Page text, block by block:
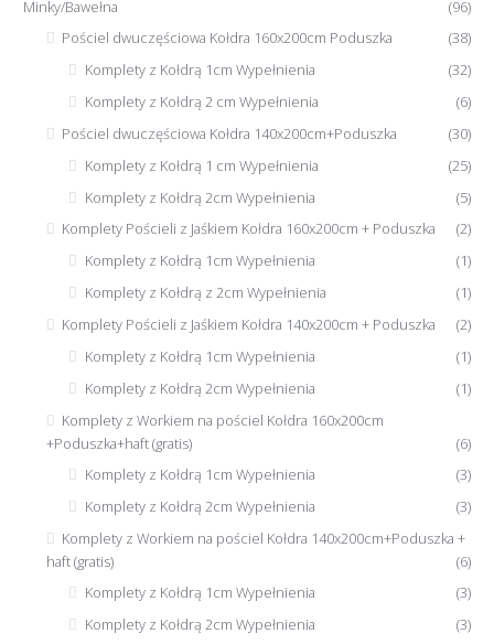
Minky/Bawełna
(96)
Pościel dwuczęściowa Kołdra 160x200cm Poduszka
(38)
Komplety z Kołdrą 1cm Wypełnienia
(32)
Komplety z Kołdrą 2 cm Wypełnienia
(6)
Pościel dwuczęściowa Kołdra 140x200cm+Poduszka
(30)
Komplety z Kołdrą 1 cm Wypełnienia
(25)
Komplety z Kołdrą 2cm Wypełnienia
(5)
Komplety Pościeli z Jaśkiem Kołdra 160x200cm + Poduszka
(2)
Komplety z Kołdrą 1cm Wypełnienia
(1)
Komplety z Kołdrą z 2cm Wypełnienia
(1)
Komplety Pościeli z Jaśkiem Kołdra 140x200cm + Poduszka
(2)
Komplety z Kołdrą 1cm Wypełnienia
(1)
Komplety z Kołdrą 2cm Wypełnienia
(1)
Komplety z Workiem na pościel Kołdra 160x200cm
+Poduszka+haft (gratis)
(6)
Komplety z Kołdrą 1cm Wypełnienia
(3)
Komplety z Kołdrą 2cm Wypełnienia
(3)
Komplety z Workiem na pościel Kołdra 140x200cm+Poduszka +
haft (gratis)
(6)
Komplety z Kołdrą 1cm Wypełnienia
(3)
Komplety z Kołdrą 2cm Wypełnienia
(3)